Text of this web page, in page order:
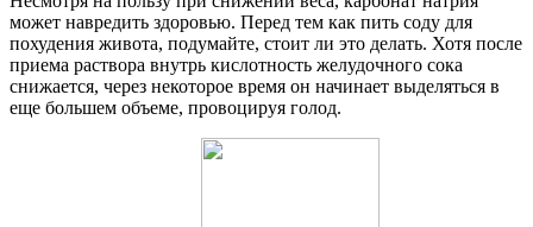
может навредить здоровью. Перед тем как пить соду для
похудения живота, подумайте, стоит ли это делать. Хотя после
приема раствора внутрь кислотность желудочного сока
снижается, через некоторое время он начинает выделяться в
еще большем объеме, провоцируя голод.